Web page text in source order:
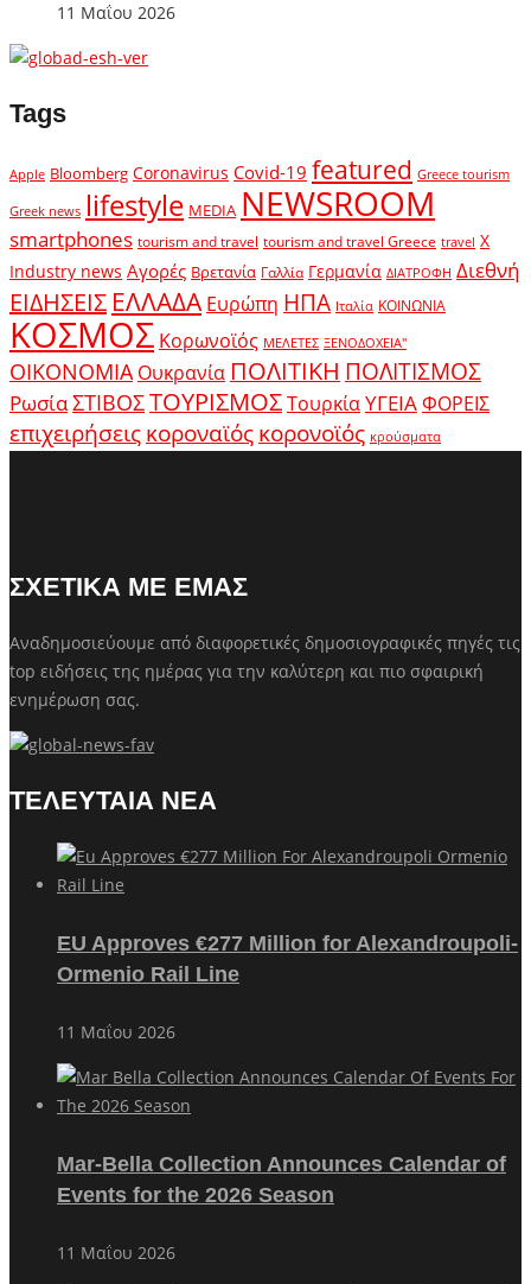
11 Μαΐου 2026
Tags
Apple Bloomberg Coronavirus Covid-19 featured Greece tourism
Greek news lifestyle MEDIA NEWSROOM
smartphones tourism and travel tourism and travel Greece travel X
Industry news Αγορές Βρετανία Γαλλία Γερμανία ΔΙΑΤΡΟΦΗ Διεθνή
ΕΙΔΗΣΕΙΣ ΕΛΛΑΔΑ Ευρώπη ΗΠΑ Ιταλία ΚΟΙΝΩΝΙΑ
ΚΟΣΜΟΣ Κορωνοϊός ΜΕΛΕΤΕΣ ΞΕΝΟΔΟΧΕΙΑ"
ΟΙΚΟΝΟΜΙΑ Ουκρανία ΠΟΛΙΤΙΚΗ ΠΟΛΙΤΙΣΜΟΣ
ΡωσίαΣΤΙΒΟΣΤΟΥΡΙΣΜΟΣΤουρκίαΥΓΕΙΑΦΟΡΕΙΣ
επιχειρήσειςκοροναϊόςκορονοϊός κρούσματα
ΣΧΕΤΙΚΑ ΜΕ ΕΜΑΣ
Αναδημοσιεύουμε από διαφορετικές δημοσιογραφικές πηγές τις
top ειδήσεις της ημέρας για την καλύτερη και πιο σφαιρική
ενημέρωση σας.
ΤΕΛΕΥΤΑΙΑ ΝΕΑ
EU Approves €277 Million for Alexandroupoli-
Ormenio Rail Line
11 Μαΐου 2026
Mar-Bella Collection Announces Calendar of
Events for the 2026 Season
11 Μαΐου 2026